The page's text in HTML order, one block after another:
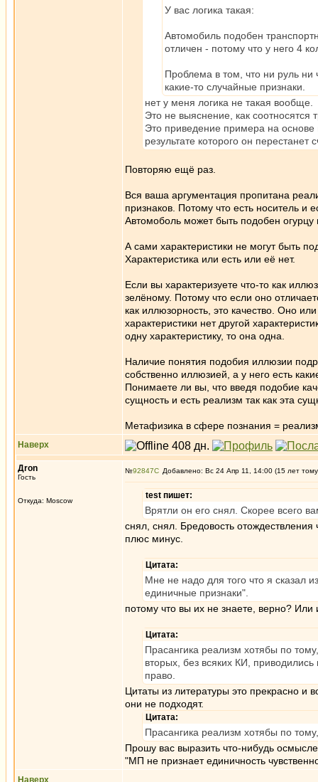
У вас логика такая:
Автомобиль подобен
отличен - потому что у него 4
Проблема в том, что ни руль ни
какие-то случайные признаки.
нет у меня логика не такая вообще.
Это не выяснение, как
Это приведение примера на
результате которого он
Повторяю ещё раз.
Вся ваша аргументация пропитана
признаков. Потому что есть носитель
Автомоболь может быть подобен огурцу
А сами характеристики не могут быть
Характеристика или есть или её нет.
Если вы характеризуете что-то как
зелёному. Потому что если оно
как иллюзорность, это качество. Оно
характеристики нет другой
одну характеристику, то она одна.
Наличие понятия подобия иллюзии
собственно иллюзией, а у него есть
Понимаете ли вы, что введя подобие
сущность и есть реализм так как эта
Метафизика в сфере познания =
Наверх
Дron
Гость
Откуда: Moscow
№92847 Добавлено: Вс 24 Апр 11, 14:00 (15 лет
test пишет:
Врятли он его снял. Скорее всего
снял, снял. Бредовость
плюс минус.
Цитата:
Мне не надо для того что я сказал
единичные признаки".
потому что вы их не знаете, верно? Или
Цитата:
Прасангика реализм хотябы по
вторых, без всяких КИ,
право.
Цитаты из литературы это прекрасно и
они не подходят.
Цитата:
Прасангика реализм хотябы по
Прошу вас выразить что-нибудь
"МП не признает единичность
Наверх